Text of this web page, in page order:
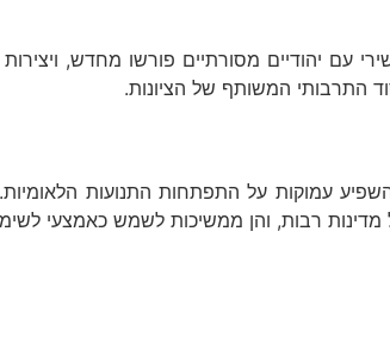
עם יהודיים מסורתיים פורשו מחדש,
התרבותי המשותף של הציונות.
עמוקות על התפתחות התנועות
רבות, והן ממשיכות לשמש כאמצעי